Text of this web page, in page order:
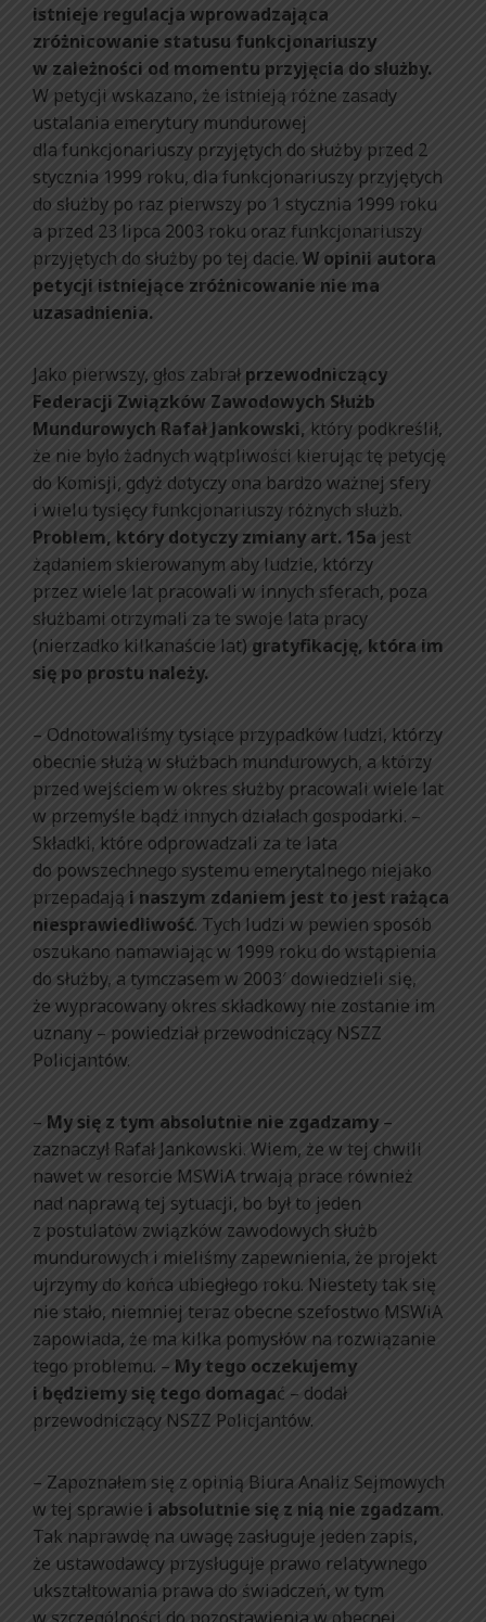
istnieje regulacja wprowadzająca
zróżnicowanie statusu funkcjonariuszy
w zależności od momentu przyjęcia do służby.
W petycji wskazano, że istnieją różne zasady
ustalania emerytury mundurowej
dla funkcjonariuszy przyjętych do służby przed 2
stycznia 1999 roku, dla funkcjonariuszy przyjętych
do służby po raz pierwszy po 1 stycznia 1999 roku
a przed 23 lipca 2003 roku oraz funkcjonariuszy
przyjętych do służby po tej dacie. W opinii autora
petycji istniejące zróżnicowanie nie ma
uzasadnienia.
Jako pierwszy, głos zabrał przewodniczący
Federacji Związków Zawodowych Służb
Mundurowych Rafał Jankowski, który podkreślił,
że nie było żadnych wątpliwości kierując tę petycję
do Komisji, gdyż dotyczy ona bardzo ważnej sfery
i wielu tysięcy funkcjonariuszy różnych służb.
Problem, który dotyczy zmiany art. 15a jest
żądaniem skierowanym aby ludzie, którzy
przez wiele lat pracowali w innych sferach, poza
służbami otrzymali za te swoje lata pracy
(nierzadko kilkanaście lat) gratyfikację, która im
się po prostu należy.
– Odnotowaliśmy tysiące przypadków ludzi, którzy
obecnie służą w służbach mundurowych, a którzy
przed wejściem w okres służby pracowali wiele lat
w przemyśle bądź innych działach gospodarki. –
Składki, które odprowadzali za te lata
do powszechnego systemu emerytalnego niejako
przepadają i naszym zdaniem jest to jest rażąca
niesprawiedliwość. Tych ludzi w pewien sposób
oszukano namawiając w 1999 roku do wstąpienia
do służby, a tymczasem w 2003′ dowiedzieli się,
że wypracowany okres składkowy nie zostanie im
uznany – powiedział przewodniczący NSZZ
Policjantów.
– My się z tym absolutnie nie zgadzamy–
zaznaczył Rafał Jankowski. Wiem, że w tej chwili
nawet w resorcie MSWiA trwają prace również
nad naprawą tej sytuacji, bo był to jeden
z postulatów związków zawodowych służb
mundurowych i mieliśmy zapewnienia, że projekt
ujrzymy do końca ubiegłego roku. Niestety tak się
nie stało, niemniej teraz obecne szefostwo MSWiA
zapowiada, że ma kilka pomysłów na rozwiązanie
tego problemu. – My tego oczekujemy
i będziemy się tego domagać – dodał
przewodniczący NSZZ Policjantów.
– Zapoznałem się z opinią Biura Analiz Sejmowych
w tej sprawie i absolutnie się z nią nie zgadzam.
Tak naprawdę na uwagę zasługuje jeden zapis,
że ustawodawcy przysługuje prawo relatywnego
ukształtowania prawa do świadczeń, w tym